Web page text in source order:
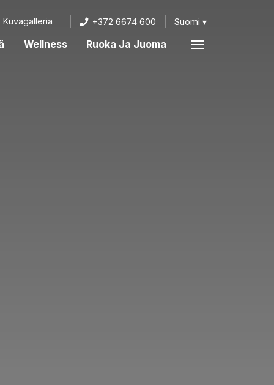
Kuvagalleria +372 6674 600 Suomi
Wellness Ruoka Ja Juoma